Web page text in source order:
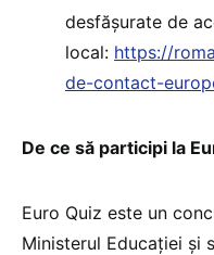
desfășurate de
local: https://
de-contact-
De ce să participi la
Euro Quiz este un
Ministerul Educației și